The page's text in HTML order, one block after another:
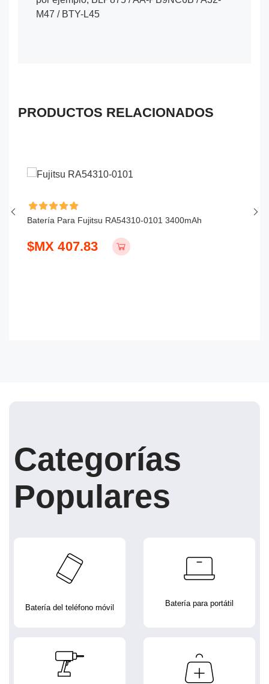
M47 / BTY-L45
PRODUCTOS RELACIONADOS
Batería Para Fujitsu RA54310-0101 3400mAh
$MX 407.83
Categorías
Populares
Batería del teléfono móvil Batería para portátil